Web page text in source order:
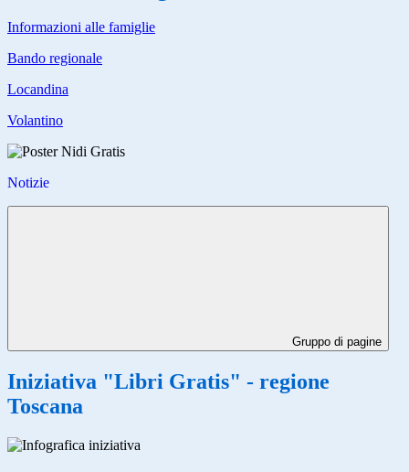
Informazioni alle famiglie
Bando regionale
Locandina
Volantino
Notizie
Gruppo di pagine
Iniziativa "Libri Gratis" - regione
Toscana